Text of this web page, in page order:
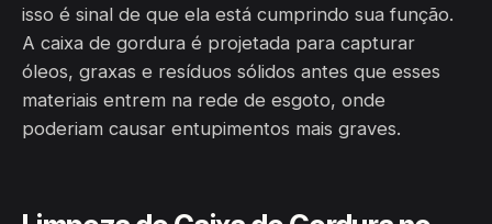
isso é sinal de que ela está cumprindo sua função.
A caixa de gordura é projetada para capturar
óleos, graxas e resíduos sólidos antes que esses
materiais entrem na rede de esgoto, onde
poderiam causar entupimentos mais graves.